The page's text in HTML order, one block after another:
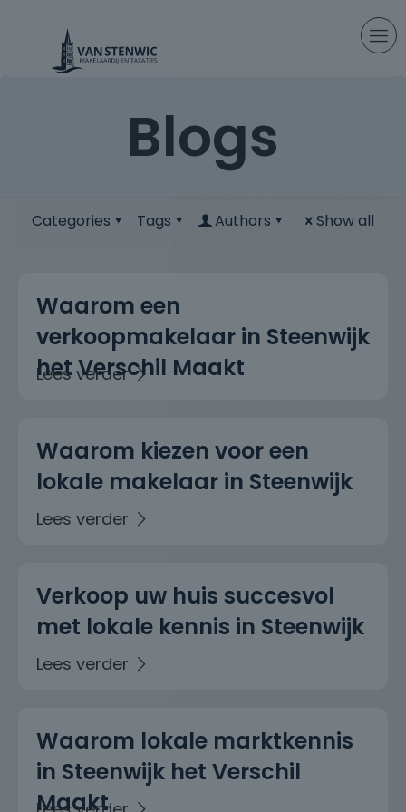
Blogs
Categories Tags Authors Show all
Waarom een
verkoopmakelaar in Steenwijk
het Verschil Maakt
Waarom kiezen voor een
lokale makelaar in Steenwijk
Verkoop uw huis succesvol
met lokale kennis in Steenwijk
Waarom lokale marktkennis
in Steenwijk het Verschil
Maakt